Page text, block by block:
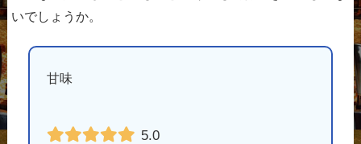
いでしょうか。
甘味
5.0